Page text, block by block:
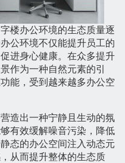
楼办公环境的生态质量逐
公环境不仅能提升员工的
进身心健康。在众多提升
作为一种自然元素的引
能，受到越来越多办公空
造出一种宁静且生动的氛
有效缓解噪音污染，降低
态的办公空间注入动态元
从而提升整体的生态质